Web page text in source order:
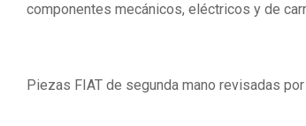
componentes mecánicos, eléctricos y de
Piezas FIAT de segunda mano revisadas